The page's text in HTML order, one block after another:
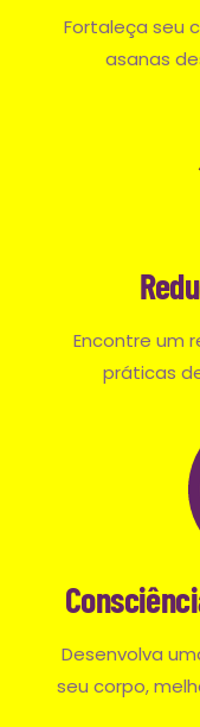
Fortaleça seu
asanas
Encontre um
práticas
Desenvolva
seu corpo,